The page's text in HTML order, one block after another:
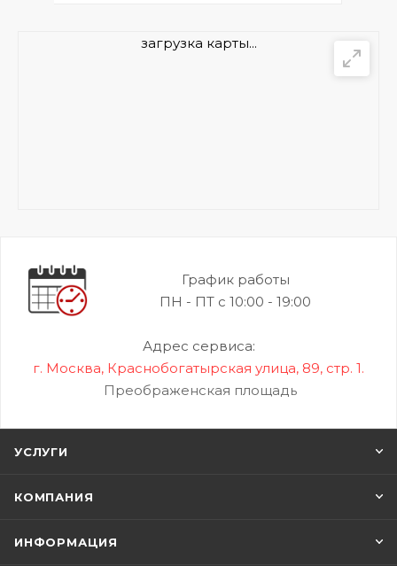
загрузка карты...
График работы
ПН - ПТ с 10:00 - 19:00
Адрес сервиса:
г. Москва, Краснобогатырская улица, 89, стр. 1.
Преображенская площадь
УСЛУГИ
КОМПАНИЯ
ИНФОРМАЦИЯ